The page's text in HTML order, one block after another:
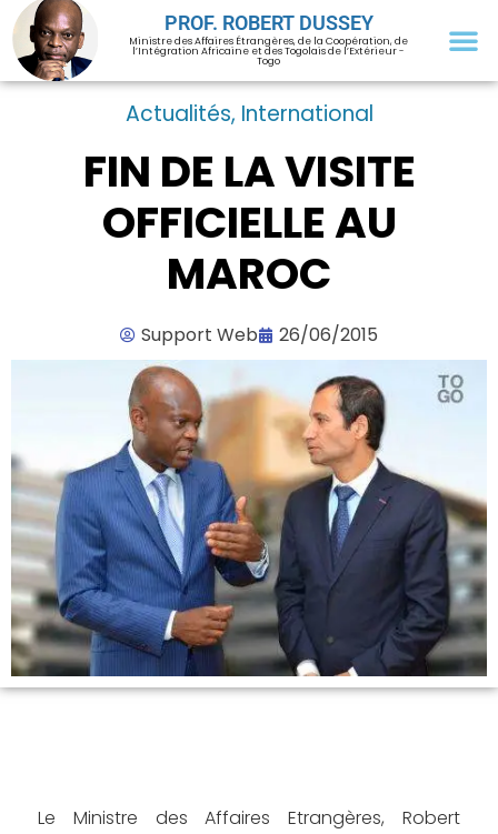
PROF. ROBERT DUSSEY
Ministre des Affaires Étrangères, de la Coopération, de
l’Intégration Africaine et des Togolais de l’Extérieur -
Togo
Actualités, International
FIN DE LA VISITE
OFFICIELLE AU
MAROC
Support Web 26/06/2015
Le Ministre des Affaires Etrangères, Robert